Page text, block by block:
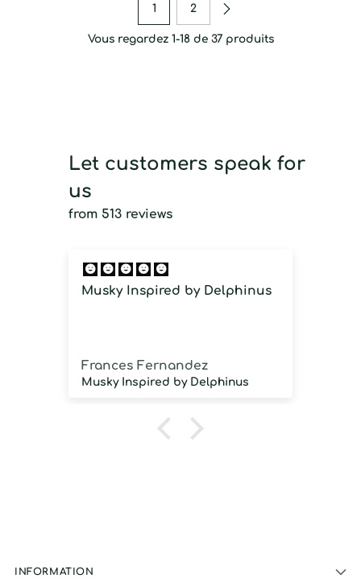
1 2
Vous regardez 1-18 de 37 produits
Let customers speak for
us
from 513 reviews
Musky Inspired by Delphinus
Frances Fernandez
Musky Inspired by Delphinus
INFORMATION